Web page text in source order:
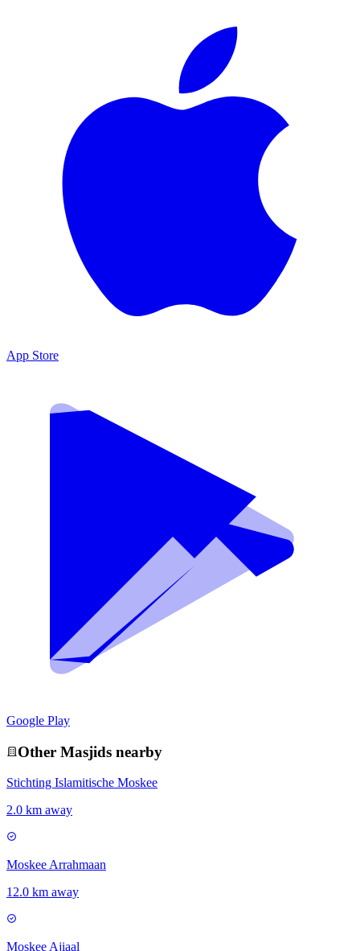
App Store
Google Play
Other Masjids nearby
Stichting Islamitische Moskee
2.0 km away
Moskee Arrahmaan
12.0 km away
Moskee Ajiaal